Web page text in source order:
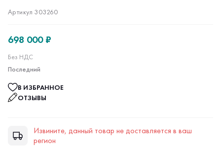
Артикул 303260
698 000 ₽
Без НДС
Последний
В ИЗБРАННОЕ
ОТЗЫВЫ
Извините, данный товар не доставляется в ваш
регион